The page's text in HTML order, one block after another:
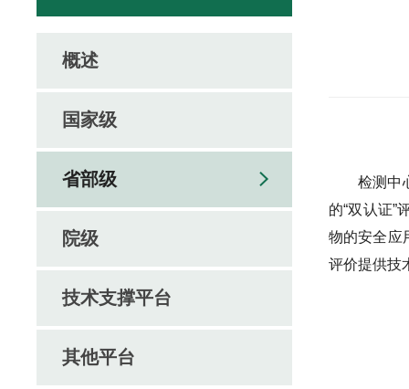
概述
国家级
省部级
院级
技术支撑平台
其他平台
检测中
的“双认证”
物的安全应
评价提供技